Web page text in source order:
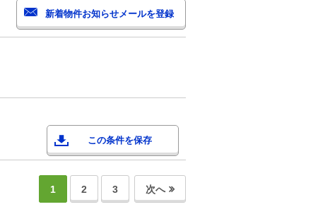
この条件を保存
1 2 3 次へ